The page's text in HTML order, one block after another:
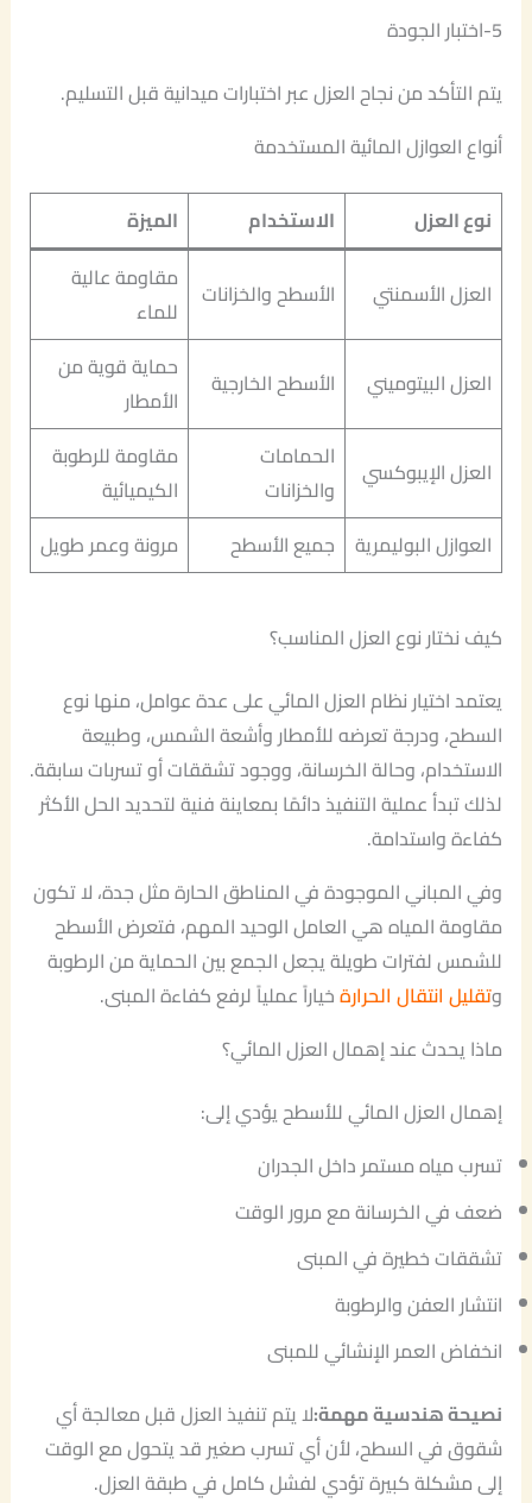
5-اختبار الجودة
يتم التأكد من نجاح العزل عبر اختبارات ميدانية قبل التسليم.
أنواع العوازل المائية المستخدمة
نوع العزل الاستخدام الميزة
العزل الأسمنتي الأسطح والخزانات
مقاومة عالية
للماء
العزل البيتوميني
الأسطح الخارجية
حماية قوية من
الأمطار
العزل الإيبوكسي
الحمامات
والخزانات
مقاومة للرطوبة
الكيميائية
العوازل البوليمرية
جميع الأسطح مرونة وعمر طويل
كيف نختار نوع العزل المناسب؟
يعتمد اختيار نظام العزل المائي على عدة عوامل، منها نوع
السطح، ودرجة تعرضه للأمطار وأشعة الشمس، وطبيعة
الاستخدام، وحالة الخرسانة، ووجود تشققات أو تسربات سابقة.
لذلك تبدأ عملية التنفيذ دائمًا بمعاينة فنية لتحديد الحل الأكثر
كفاءة واستدامة.
وفي المباني الموجودة في المناطق الحارة مثل جدة، لا تكون
مقاومة المياه هي العامل الوحيد المهم، فتعرض الأسطح
للشمس لفترات طويلة يجعل الجمع بين الحماية من الرطوبة
وتقليل انتقال الحرارةخياراً عملياً لرفع كفاءة المبنى.
ماذا يحدث عند إهمال العزل المائي؟
إهمال العزل المائي للأسطح يؤدي إلى:
تسرب مياه مستمر داخل الجدران
ضعف في الخرسانة مع مرور الوقت
تشققات خطيرة في المبنى
انتشار العفن والرطوبة
انخفاض العمر الإنشائي للمبنى
نصيحة هندسية مهمة:لا يتم تنفيذ العزل قبل معالجة أي
شقوق في السطح، لأن أي تسرب صغير قد يتحول مع الوقت
إلى مشكلة كبيرة تؤدي لفشل كامل في طبقة العزل.